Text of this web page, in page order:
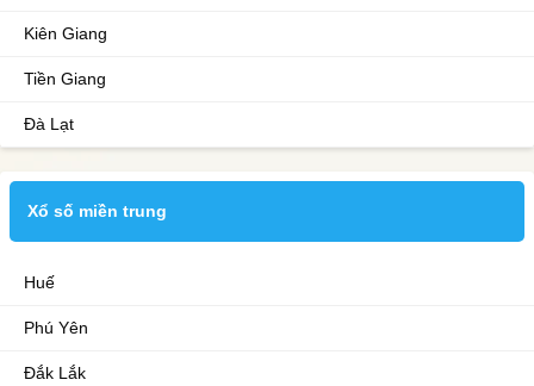
Kiên Giang
Tiền Giang
Đà Lạt
Xổ số miền trung
Huế
Phú Yên
Đắk Lắk